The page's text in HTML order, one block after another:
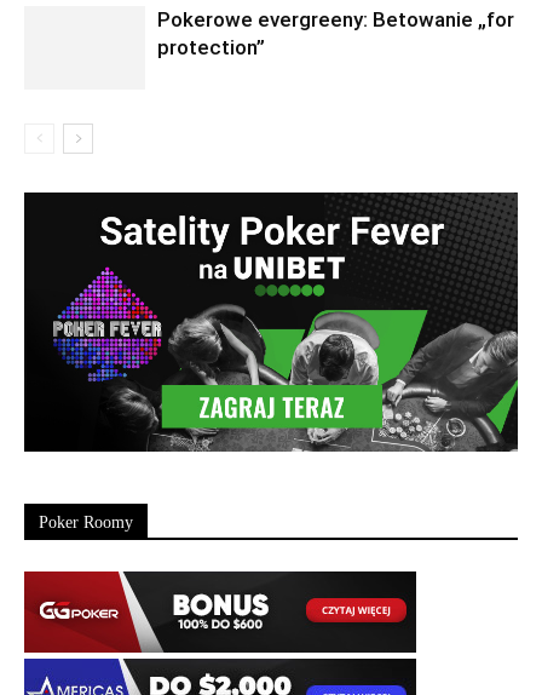
Pokerowe evergreeny: Betowanie „for
protection”
Poker Roomy